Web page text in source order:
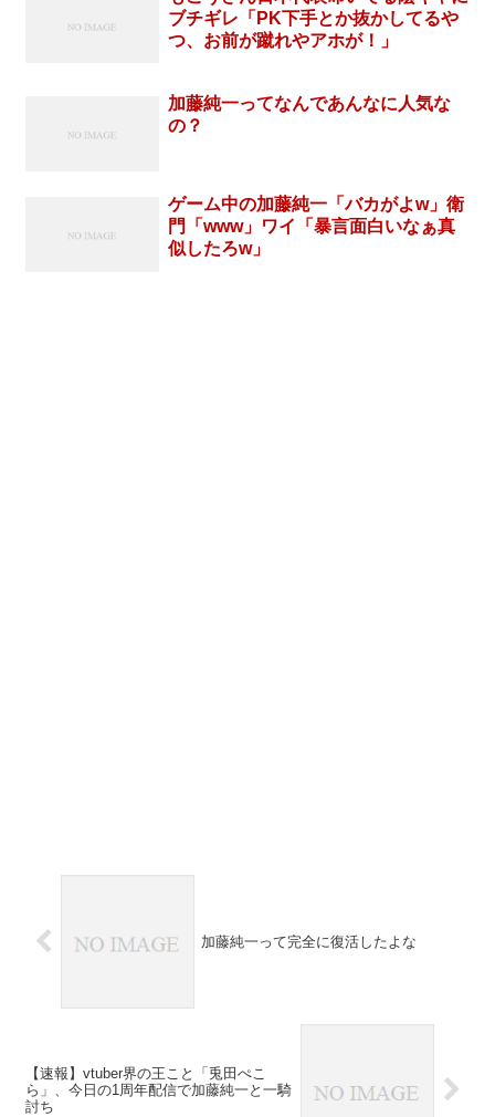
ブチギレ「PK下手とか抜かしてるや
つ、お前が蹴れやアホが！」
加藤純一ってなんであんなに人気な
の？
ゲーム中の加藤純一「バカがよw」衛
門「www」ワイ「暴言面白いなぁ真
似したろw」
加藤純一って完全に復活したよな
【速報】vtuber界の王こと「兎田ぺこ
ら」、今日の1周年配信で加藤純一と一騎
討ち